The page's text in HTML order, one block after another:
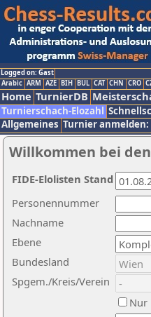
Logged on: Gast
Arabic ARM AZE BIH BUL CAT CHN CRO
Home TurnierDB
Turnierschach-Elozahl
Allgemeines Turnier anmelden:
Willkommen bei
Nachname
Ebene
Personennummer
Bundesland
Spgem./Kreis/Verein
Nur
FIDE-Elolisten Stand